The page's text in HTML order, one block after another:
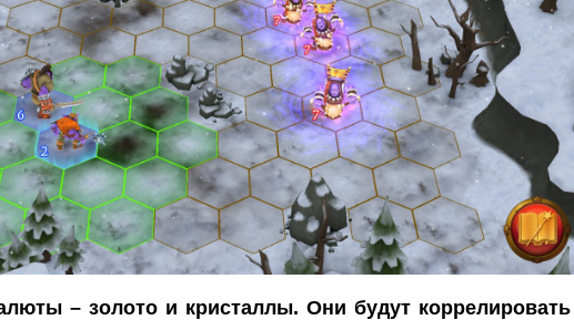
– золото и кристаллы. Они будут коррелировать